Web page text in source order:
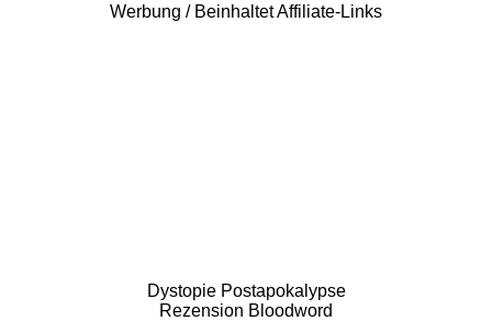
Werbung / Beinhaltet Affiliate-Links
Dystopie Postapokalypse
Rezension Bloodword